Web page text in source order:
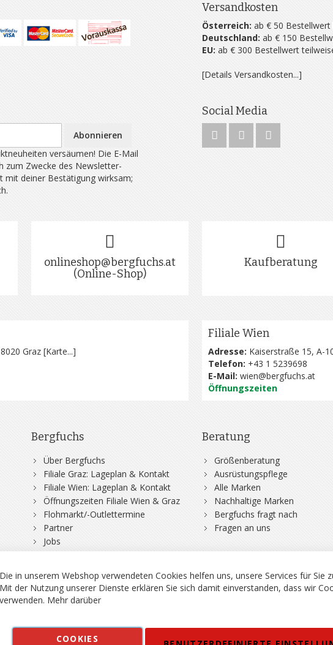
Versandkosten
Österreich: ab € 50 Bestellwert
Deutschland: ab € 150
EU: ab € 300 Bestellwert
[Details Versandkosten...]
Abonnieren
versäumen! Die E-Mail
zum Zwecke des Newsletter-
mit deiner Bestätigung wirksam;
Social Media
onlineshop@bergfuchs.at
(Online-Shop)
Kaufberatung
Graz [Karte...]
Filiale Wien
Adresse: Kaiserstraße 15, A-
Telefon: +43 1 5239698
E-Mail: wien@bergfuchs.at
Öffnungszeiten
Bergfuchs
Über Bergfuchs
Filiale Graz: Lageplan & Kontakt
Filiale Wien: Lageplan & Kontakt
Öffnungszeiten Filiale Wien & Graz
Flohmarkt/-Outlettermine
Partner
Jobs
Beratung
Größenberatung
Ausrüstungspflege
Alle Marken
Nachhaltige Marken
Bergfuchs fragt nach
Fragen an uns
widerrufen Kontakt AGB Datenschutz
Die in unserem Webshop verwendeten Cookies helfen uns, unsere Services für Sie
Mit der Nutzung unserer Dienste erklären Sie sich damit einverstanden, dass wir
verwenden. Mehr darüber
COOKIES